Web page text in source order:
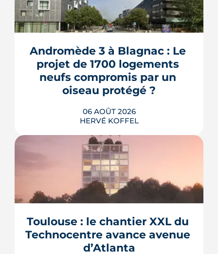
Andromède 3 à Blagnac : Le
projet de 1700 logements
neufs compromis par un
oiseau protégé ?
06 AOÛT 2026
HERVÉ KOFFEL
La troisième et dernière phase de
l'écoquartier Andromède doit livrer
près de 1 700 logements à partir de
protégé, la cisticole des joncs, contraint
fortement le plan d'aménagement et
repousse un calendrier déjà tendu.
Toulouse : le chantier XXL du
Technocentre avance avenue
d’Atlanta